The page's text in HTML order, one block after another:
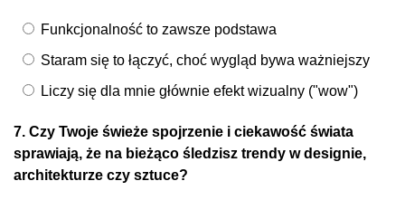
Funkcjonalność to zawsze podstawa
Staram się to łączyć, choć wygląd bywa ważniejszy
Liczy się dla mnie głównie efekt wizualny ("wow")
7. Czy Twoje świeże spojrzenie i ciekawość świata
sprawiają, że na bieżąco śledzisz trendy w designie,
architekturze czy sztuce?